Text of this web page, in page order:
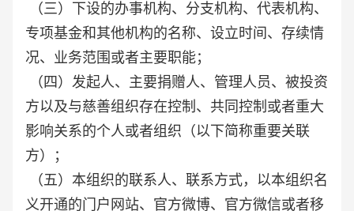
（三）下设的办事机构、分支机构、代表机构、
专项基金和其他机构的名称、设立时间、存续情
况、业务范围或者主要职能；
（四）发起人、主要捐赠人、管理人员、被投资
方以及与慈善组织存在控制、共同控制或者重大
影响关系的个人或者组织（以下简称重要关联
方）；
（五）本组织的联系人、联系方式，以本组织名
义开通的门户网站、官方微博、官方微信或者移